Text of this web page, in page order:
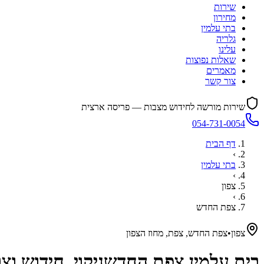
שירות
מחירון
בתי עלמין
גלריה
עלינו
שאלות נפוצות
מאמרים
צור קשר
שירות מורשה לחידוש מצבות — פריסה ארצית
054-731-0054
דף הבית
›
בתי עלמין
›
צפון
›
צפת החדש
צפון•צפת החדש, צפת, מחוז הצפון